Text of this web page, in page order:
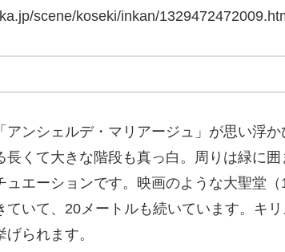
scene/koseki/inkan/
アンシェルデ・マリアージュ」が思い浮
くて大きな階段も真っ白。周りは緑に囲
ュエーションです。映画のような大聖堂
ていて、20メートルも続いています。キ
られます。